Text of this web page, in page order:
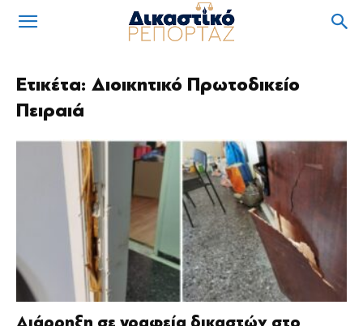
Ετικέτα: Διοικητικό Πρωτοδικείο
Πειραιά